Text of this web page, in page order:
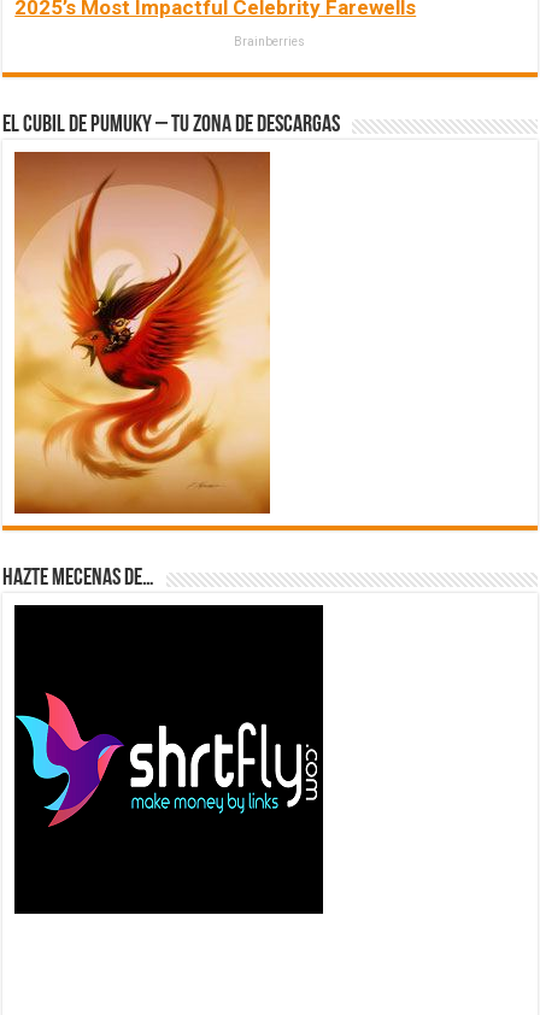
2025’s Most Impactful Celebrity Farewells
Brainberries
El Cubil de Pumuky – Tu zona de Descargas
Hazte Mecenas de…